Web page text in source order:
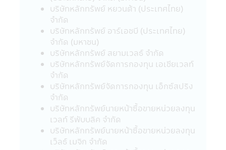
หลักประกัน
• สำหรับการลงทุนในกองทุนรวมเพื่อการ
เลี้ยงชีพ และกองทุนรวมหุ้นระยะยาว ผู้ถือ
หน่วยลงทุน (ของกองทุนรวม) จะต้องปฏิบัติ
ตามเงื่อนไขการลงทุน และเงื่อนไขที่กำหนดโดย
กรมสรรพากรอย่างเคร่งครัดทุกประการ (ซึ่ง
สามารถศึกษาได้จากคู่มือการลงทุนที่บริษัท
จัดการได้จัดให้) มิฉะนั้นผู้ลงทุนจะไม่ได้รับสิทธิ
ประโยชน์ทางภาษี และ/หรือ ผู้ลงทุนอาจถูกหัก
หรือไม่สามารถขอคืนภาษี ณ ที่จ่ายจากกำไรที่
เกิดขึ้นตลอดจนผู้ลงทุนจะต้องคืนสิทธิประโยชน์
ทางภาษีที่เคยได้รับภายในกำหนดเวลา และ/
หรือ อาจจะต้องชำระเงินเพิ่ม และเบี้ยปรับตาม
บริษัทหลักทรัพย์ หยวนต้า (ประเทศไทย)
จำกัด
บริษัทหลักทรัพย์ อาร์เอชบี (ประเทศไทย)
จำกัด (มหาชน)
บริษัทหลักทรัพย์ สยามเวลธ์ จำกัด
บริษัทหลักทรัพย์จัดการกองทุน เอเชียเวลท์
จำกัด
บริษัทหลักทรัพย์จัดการกองทุน เอ็กซ์สปริง
จำกัด
บริษัทหลักทรัพย์นายหน้าซื้อขายหน่วยลงทุน
เวลท์ รีพับบลิค จำกัด
บริษัทหลักทรัพย์นายหน้าซื้อขายหน่วยลงทุน
เว็ลธ์ เมจิก จำกัด